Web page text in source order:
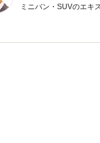
ミニバン・SUVのエキ